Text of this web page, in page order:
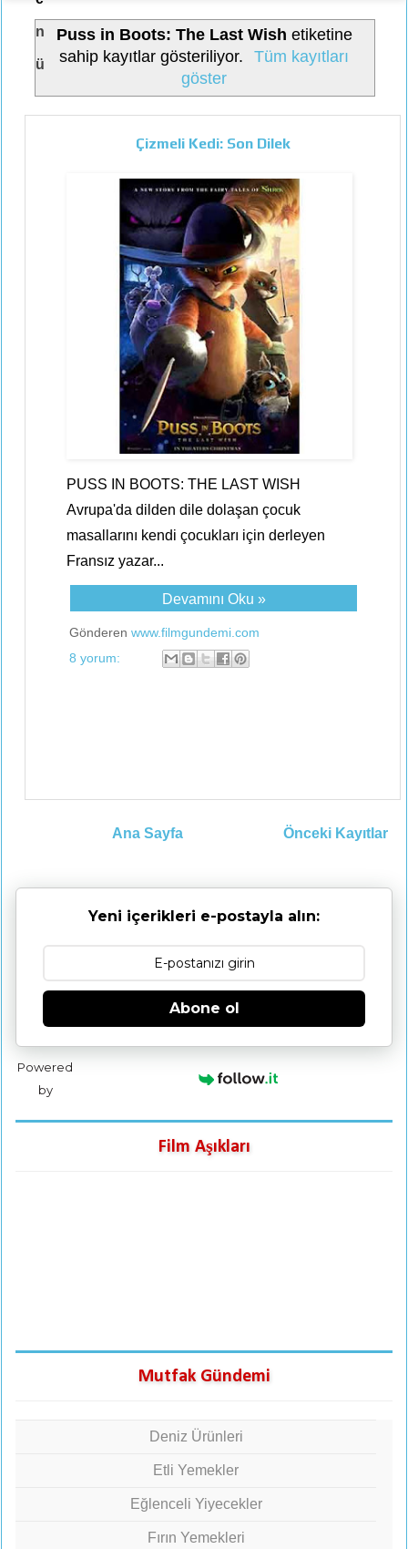
n
ü
Puss in Boots: The Last Wish etiketine
sahip kayıtlar gösteriliyor.
Tüm kayıtları
göster
Çizmeli Kedi: Son Dilek
PUSS IN BOOTS: THE LAST WISH
Avrupa'da dilden dile dolaşan çocuk
masallarını kendi çocukları için derleyen
Fransız yazar...
Devamını Oku »
Gönderen www.filmgundemi.com
8 yorum:
Önceki Kayıtlar
Ana Sayfa
Yeni içerikleri e-postayla alın:
Abone ol
Powered
by
Film Aşıkları
Mutfak Gündemi
Deniz Ürünleri
Etli Yemekler
Eğlenceli Yiyecekler
Fırın Yemekleri